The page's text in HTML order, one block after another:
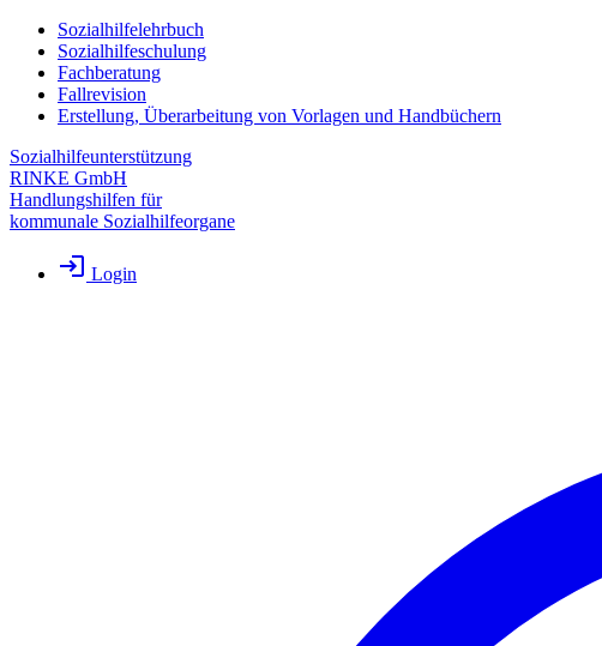
Sozialhilfelehrbuch
Sozialhilfeschulung
Fachberatung
Fallrevision
Erstellung, Überarbeitung von Vorlagen und Handbüchern
Sozialhilfeunterstützung
RINKE GmbH
Handlungshilfen für
kommunale Sozialhilfeorgane
Login